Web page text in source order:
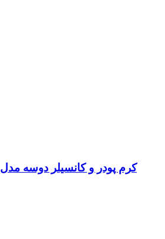
کرم پودر و کانسیلر دوسه مدل MINERAL